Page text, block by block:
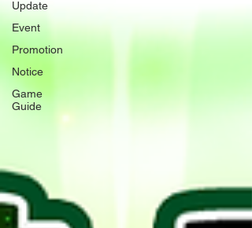
Update
Event
Promotion
Notice
Game
Guide